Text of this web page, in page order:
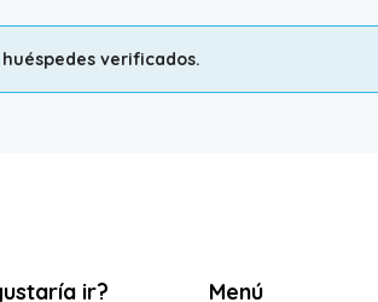
verificados.
ir? Menú